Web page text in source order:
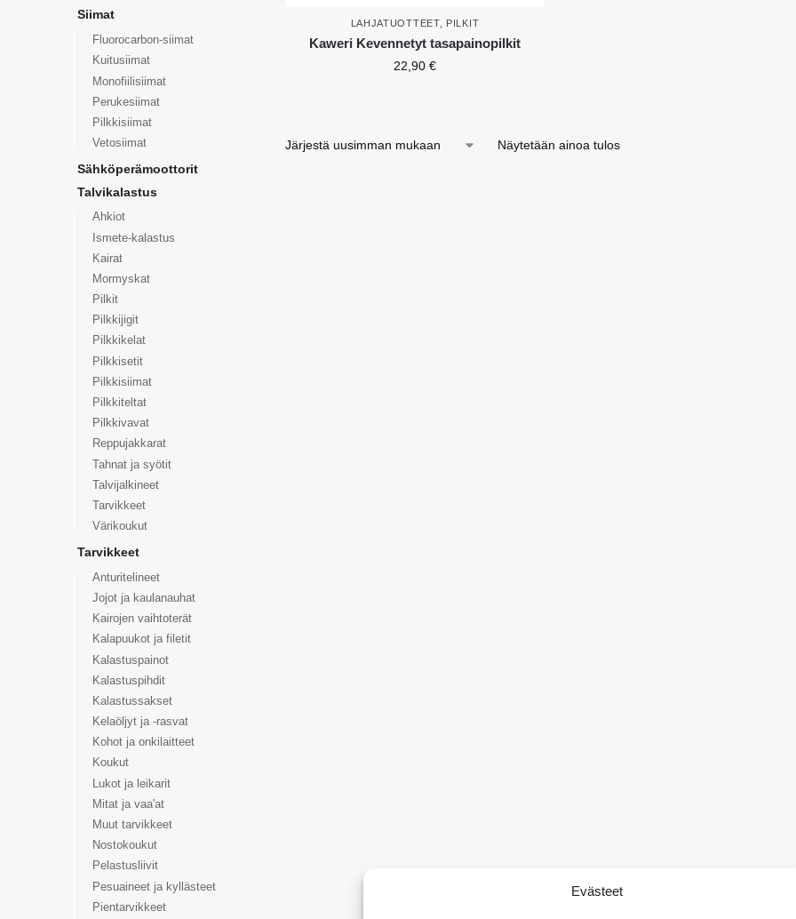
Evästeet
LAHJATUOTTEET, PILKIT
Kaweri Kevennetyt tasapainopilkit
22,90 €
Näytetään ainoa tulos
Siimat
Fluorocarbon-siimat
Kuitusiimat
Monofiilisiimat
Perukesiimat
Pilkkisiimat
Vetosiimat
Sähköperämoottorit
Talvikalastus
Ahkiot
Ismete-kalastus
Kairat
Mormyskat
Pilkit
Pilkkijigit
Pilkkikelat
Pilkkisetit
Pilkkisiimat
Pilkkiteltat
Pilkkivavat
Reppujakkarat
Tahnat ja syötit
Talvijalkineet
Tarvikkeet
Värikoukut
Tarvikkeet
Anturitelineet
Jojot ja kaulanauhat
Kairojen vaihtoterät
Kalapuukot ja filetit
Kalastuspainot
Kalastuspihdit
Kalastussakset
Kelaöljyt ja -rasvat
Kohot ja onkilaitteet
Koukut
Lukot ja leikarit
Mitat ja vaa'at
Muut tarvikkeet
Nostokoukut
Pelastusliivit
Pesuaineet ja kyllästeet
Pientarvikkeet